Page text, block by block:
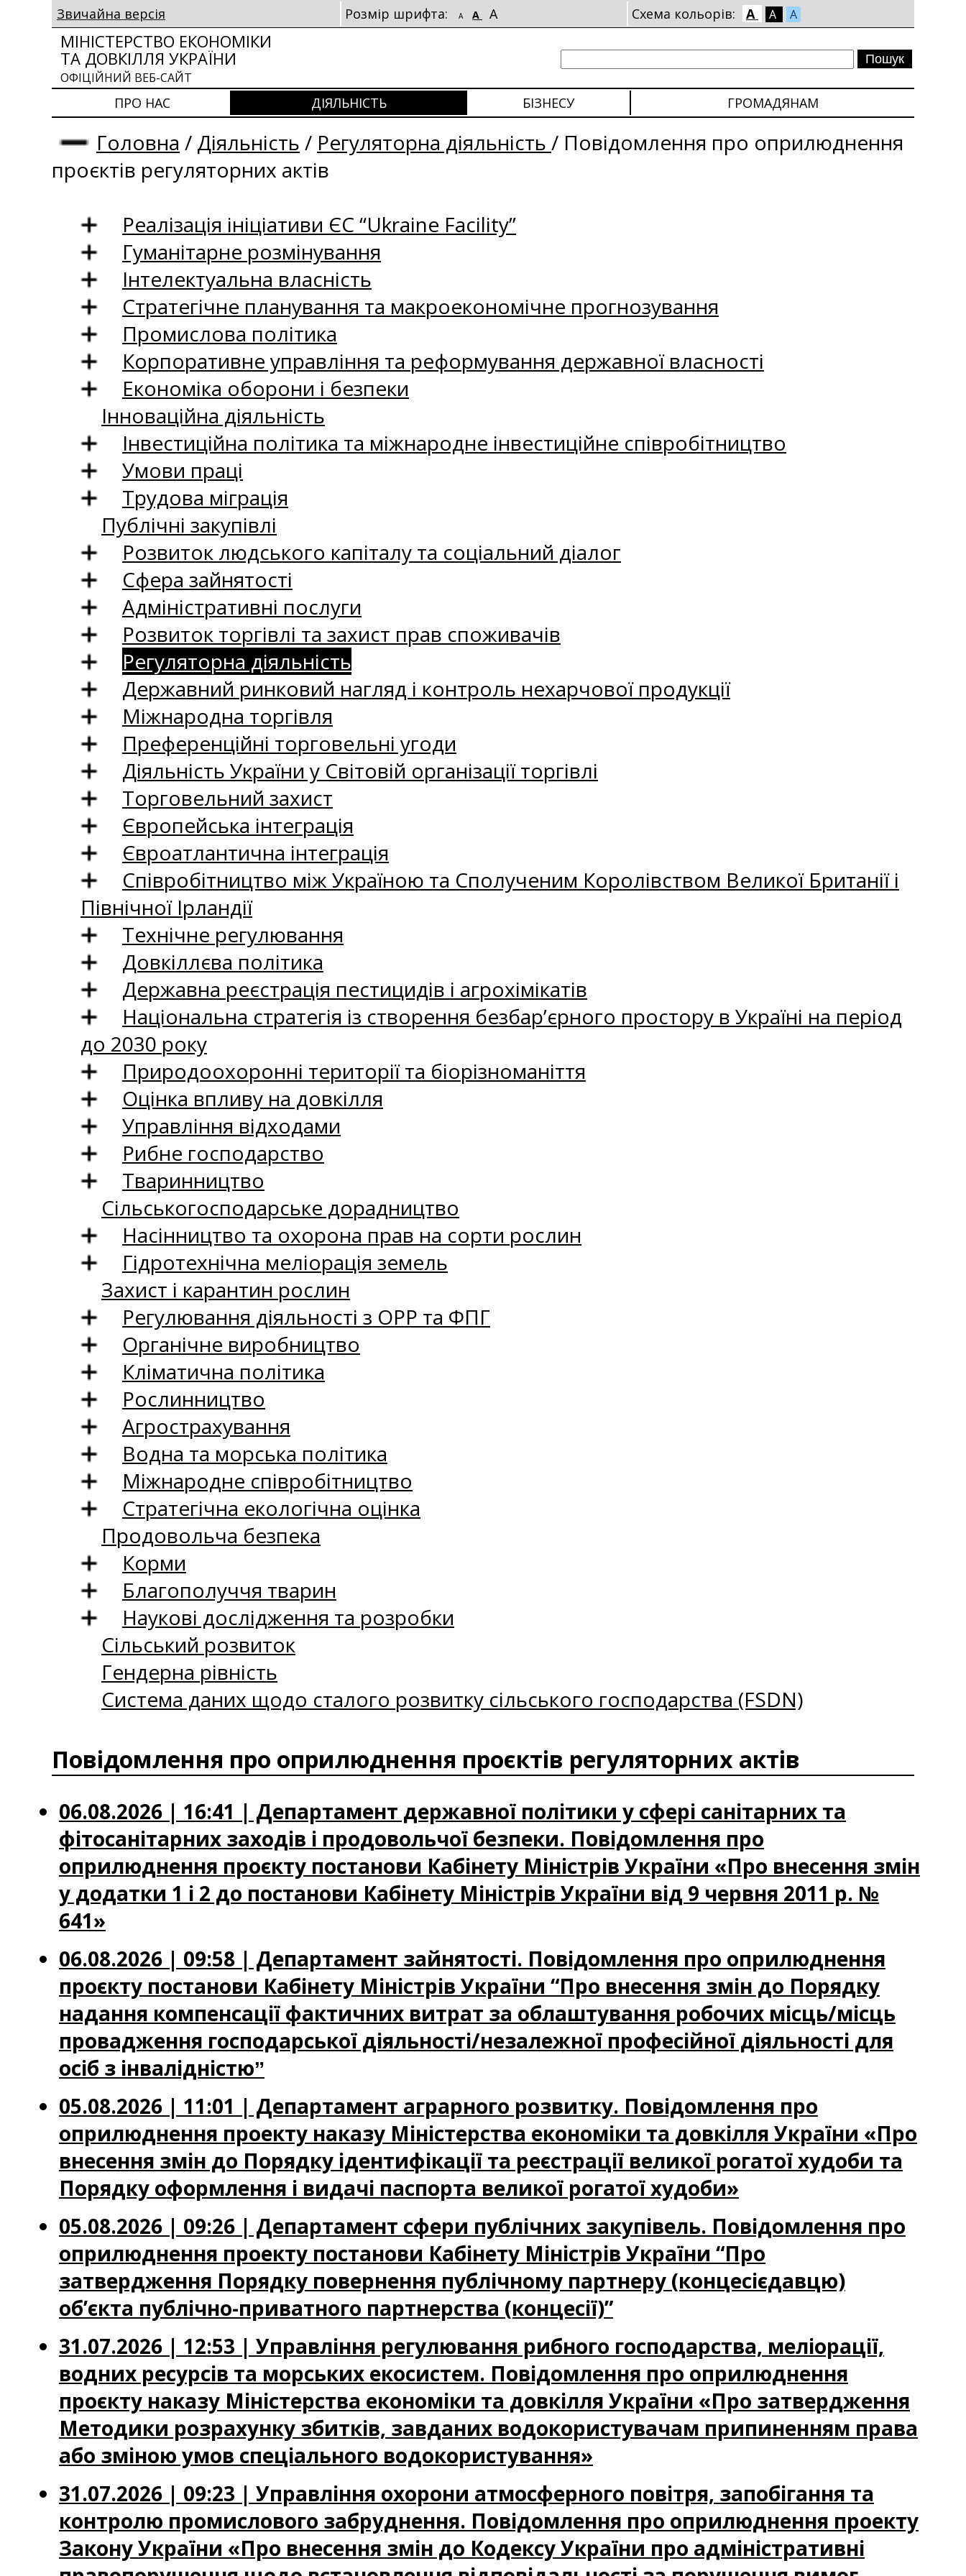
Звичайна версія Розмір шрифта: A A A Схема кольорів: A A A
МІНІСТЕРСТВО ЕКОНОМІКИ
ТА ДОВКІЛЛЯ УКРАЇНИ
ОФІЦІЙНИЙ ВЕБ-САЙТ
ПРО НАС ДІЯЛЬНІСТЬ БІЗНЕСУ ГРОМАДЯНАМ
Головна / Діяльність / Регуляторна діяльність / Повідомлення про оприлюднення
проєктів регуляторних актів
Реалізація ініціативи ЄС “Ukraine Facility”
Гуманітарне розмінування
Інтелектуальна власність
Стратегічне планування та макроекономічне прогнозування
Промислова політика
Корпоративне управління та реформування державної власності
Економіка оборони і безпеки
Інноваційна діяльність
Інвестиційна політика та міжнародне інвестиційне співробітництво
Умови праці
Трудова міграція
Публічні закупівлі
Розвиток людського капіталу та соціальний діалог
Сфера зайнятості
Адміністративні послуги
Розвиток торгівлі та захист прав споживачів
Регуляторна діяльність
Державний ринковий нагляд і контроль нехарчової продукції
Міжнародна торгівля
Преференційні торговельні угоди
Діяльність України у Світовій організації торгівлі
Торговельний захист
Європейська інтеграція
Євроатлантична інтеграція
Співробітництво між Україною та Сполученим Королівством Великої Британії і
Північної Ірландії
Технічне регулювання
Довкіллєва політика
Державна реєстрація пестицидів і агрохімікатів
Національна стратегія із створення безбар’єрного простору в Україні на період
до 2030 року
Природоохоронні території та біорізноманіття
Оцінка впливу на довкілля
Управління відходами
Рибне господарство
Тваринництво
Сільськогосподарське дорадництво
Насінництво та охорона прав на сорти рослин
Гідротехнічна меліорація земель
Захист і карантин рослин
Регулювання діяльності з ОРР та ФПГ
Органічне виробництво
Кліматична політика
Рослинництво
Агрострахування
Водна та морська політика
Міжнародне співробітництво
Стратегічна екологічна оцінка
Продовольча безпека
Корми
Благополуччя тварин
Наукові дослідження та розробки
Сільський розвиток
Гендерна рівність
Система даних щодо сталого розвитку сільського господарства (FSDN)
Повідомлення про оприлюднення проєктів регуляторних актів
06.08.2026 | 16:41 | Департамент державної політики у сфері санітарних та
фітосанітарних заходів і продовольчої безпеки. Повідомлення про
оприлюднення проєкту постанови Кабінету Міністрів України «Про внесення змін
у додатки 1 і 2 до постанови Кабінету Міністрів України від 9 червня 2011 р. №
641»
06.08.2026 | 09:58 | Департамент зайнятості. Повідомлення про оприлюднення
проєкту постанови Кабінету Міністрів України “Про внесення змін до Порядку
надання компенсації фактичних витрат за облаштування робочих місць/місць
провадження господарської діяльності/незалежної професійної діяльності для
осіб з інвалідністюˮ
05.08.2026 | 11:01 | Департамент аграрного розвитку. Повідомлення про
оприлюднення проекту наказу Міністерства економіки та довкілля України «Про
внесення змін до Порядку ідентифікації та реєстрації великої рогатої худоби та
Порядку оформлення і видачі паспорта великої рогатої худоби»
05.08.2026 | 09:26 | Департамент сфери публічних закупівель. Повідомлення про
оприлюднення проекту постанови Кабінету Міністрів України “Про
затвердження Порядку повернення публічному партнеру (концесієдавцю)
об’єкта публічно-приватного партнерства (концесії)”
31.07.2026 | 12:53 | Управління регулювання рибного господарства, меліорації,
водних ресурсів та морських екосистем. Повідомлення про оприлюднення
проєкту наказу Міністерства економіки та довкілля України «Про затвердження
Методики розрахунку збитків, завданих водокористувачам припиненням права
або зміною умов спеціального водокористування»
31.07.2026 | 09:23 | Управління охорони атмосферного повітря, запобігання та
контролю промислового забруднення. Повідомлення про оприлюднення проекту
Закону України «Про внесення змін до Кодексу України про адміністративні